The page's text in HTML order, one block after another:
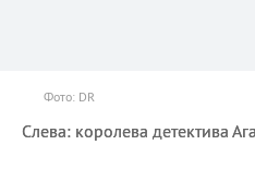
Фото: DR
Слева: королева детектива